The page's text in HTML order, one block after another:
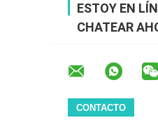
ESTOY EN
CHATEAR